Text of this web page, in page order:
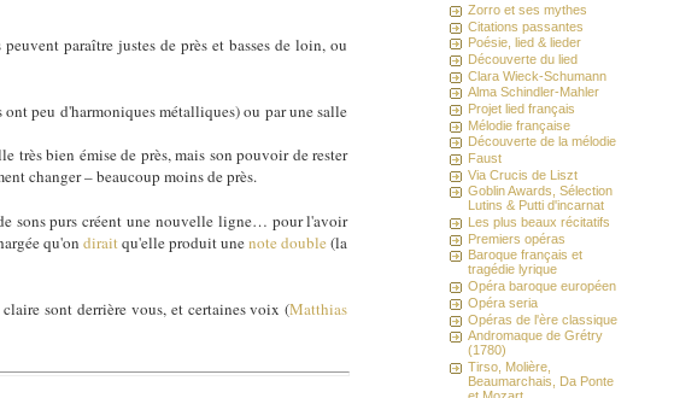
paraître justes de près et basses de loin, ou
peu d'harmoniques métalliques) ou par une salle
très bien émise de près, mais son pouvoir de rester
changer – beaucoup moins de près.
sons purs créent une nouvelle ligne… pour l'avoir
qu'ondiraitqu'elle produit unenote double(la
sont derrière vous, et certaines voix (Matthias
Zorro et ses mythes
Citations passantes
Poésie, lied & lieder
Découverte du lied
Clara Wieck-Schumann
Alma Schindler-Mahler
Projet lied français
Mélodie française
Découverte de la mélodie
Faust
Via Crucis de Liszt
Goblin Awards, Sélection
Lutins & Putti d'incarnat
Les plus beaux récitatifs
Premiers opéras
Baroque français et
tragédie lyrique
Opéra baroque européen
Opéra seria
Opéras de l'ère classique
Andromaque de Grétry
(1780)
Tirso, Molière,
Beaumarchais, Da Ponte